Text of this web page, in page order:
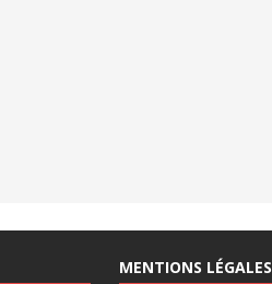
MENTIONS LÉGALES